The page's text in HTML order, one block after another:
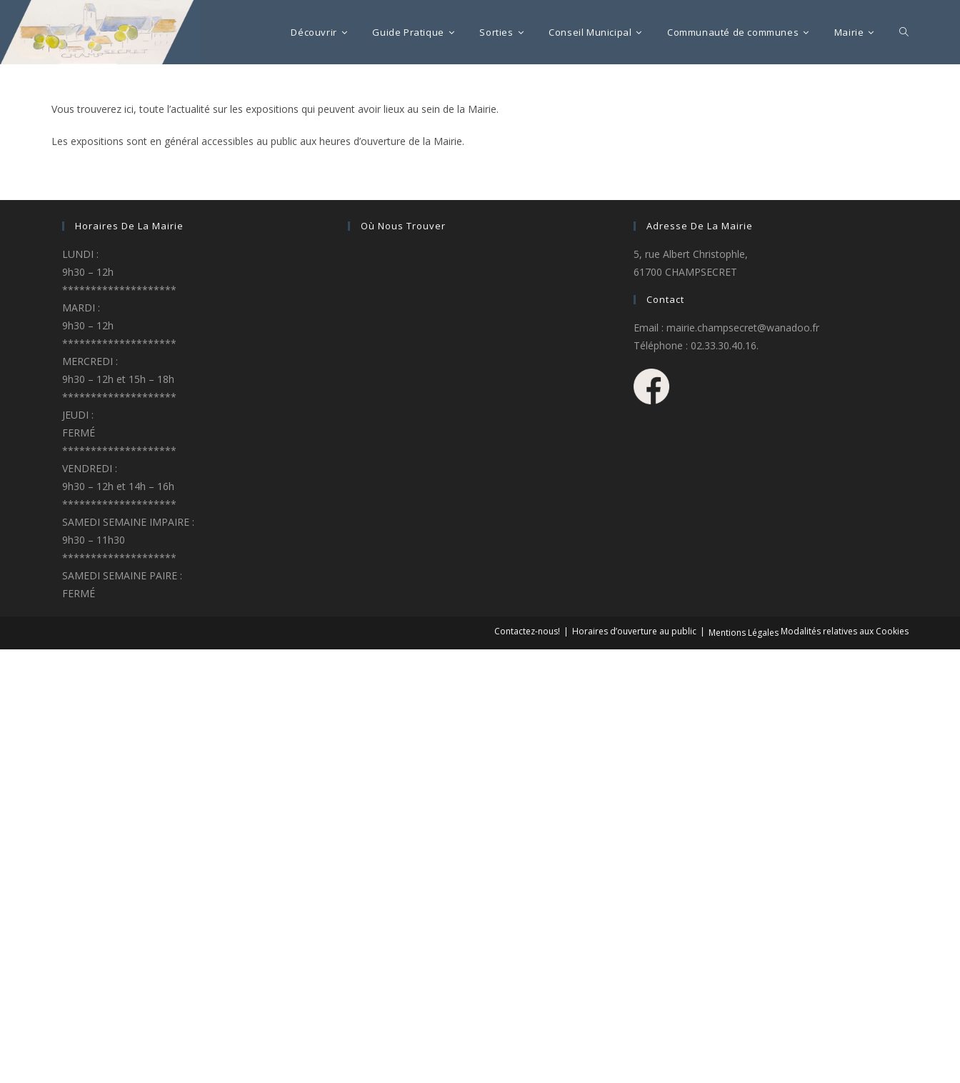
Découvrir Guide Pratique Sorties Conseil Municipal Communauté de communes Mairie
Vous trouverez ici, toute l’actualité sur les expositions qui peuvent avoir lieux au sein de la Mairie.
Les expositions sont en général accessibles au public aux heures d’ouverture de la Mairie.
Horaires De La Mairie
LUNDI :
9h30 – 12h
********************
MARDI :
9h30 – 12h
********************
MERCREDI :
9h30 – 12h et 15h – 18h
********************
JEUDI :
FERMÉ
********************
VENDREDI :
9h30 – 12h et 14h – 16h
********************
SAMEDI SEMAINE IMPAIRE :
9h30 – 11h30
********************
SAMEDI SEMAINE PAIRE :
FERMÉ
Où Nous Trouver Adresse De La Mairie
5, rue Albert Christophle,
61700 CHAMPSECRET
Contact
Email : mairie.champsecret@wanadoo.fr
Téléphone : 02.33.30.40.16.
Contactez-nous! Horaires d’ouverture au public Mentions Légales Modalités relatives aux Cookies